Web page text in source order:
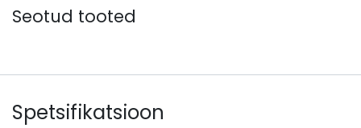
Seotud tooted
Spetsifikatsioon